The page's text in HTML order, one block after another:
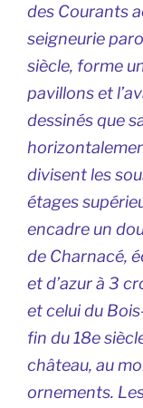
des Courants
seigneurie
siècle, forme
pavillons et
dessinés que
divisent les
étages
encadre un
de Charnacé,
et d’azur à 3
et celui du
fin du 18e
château, au
ornements.